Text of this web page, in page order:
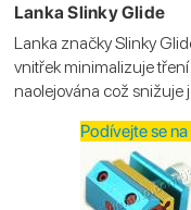
Lanka Slinky Glide
Lanka značky Slinky
vnitřek minimalizuje
naolejována což snižuje
Podívejte se